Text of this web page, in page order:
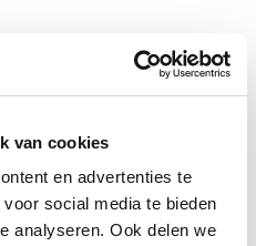
van cookies
en advertenties te
social media te bieden
analyseren. Ook delen we